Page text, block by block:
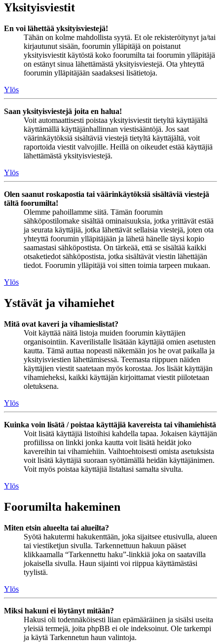
Yksityisviestit
En voi lähettää yksityisviestejä!
Tähän on kolme mahdollista syytä. Et ole rekisteröitynyt ja/tai
kirjautunut sisään, foorumin ylläpitäjä on poistanut
yksityisviestit käytöstä koko foorumilta tai foorumin ylläpitäjä
on estänyt sinua lähettämästä yksityisviestejä. Ota yhteyttä
foorumin ylläpitäjään saadaksesi lisätietoja.
Ylös
Saan yksityisviestejä joita en halua!
Voit automaattisesti poistaa yksityisviestit tietyltä käyttäjältä
käyttämällä käyttäjänhallinnan viestisääntöjä. Jos saat
väärinkäytöksiä sisältäviä viestejä tietyltä käyttäjältä, voit
raportoida viestit valvojille. Heillä on oikeudet estää käyttäjiä
lähettämästä yksityisviestejä.
Ylös
Olen saanut roskapostia tai väärinkäytöksiä sisältäviä viestejä
tältä foorumilta!
Olemme pahoillamme siitä. Tämän foorumin
sähköpostilomake sisältää ominaisuuksia, jotka yrittävät estää
ja seurata käyttäjiä, jotka lähettävät sellaisia viestejä, joten ota
yhteyttä foorumin ylläpitäjään ja lähetä hänelle täysi kopio
saamastasi sähköpostista. On tärkeää, että se sisältää kaikki
otsaketiedot sähköpostista, jotka sisältävät viestin lähettäjän
tiedot. Foorumin ylläpitäjä voi sitten toimia tarpeen mukaan.
Ylös
Ystävät ja vihamiehet
Mitä ovat kaveri ja vihamieslistat?
Voit käyttää näitä listoja muiden foorumin käyttäjien
organisointiin. Kaverilistalle lisätään käyttäjiä omien asetusten
kautta. Tämä auttaa nopeasti näkemään jos he ovat paikalla ja
yksityisviestien lähettämisessä. Teemasta riippuen näiden
käyttäjien viestit saatetaan myös korostaa. Jos lisäät käyttäjän
vihamieheksi, kaikki käyttäjän kirjoittamat viestit piilotetaan
oletuksena.
Ylös
Kuinka voin lisätä / poistaa käyttäjiä kavereista tai vihamiehistä
Voit lisätä käyttäjiä listoihisi kahdella tapaa. Jokaisen käyttäjän
profiilissa on linkki jonka kautta voit lisätä heidät joko
kavereihin tai vihamiehiin. Vaihtoehtoisesti omista asetuksista
voit lisätä käyttäjiä suoraan syöttämällä heidän käyttäjänimen.
Voit myös poistaa käyttäjiä listaltasi samalta sivulta.
Ylös
Foorumilta hakeminen
Miten etsin alueelta tai alueilta?
Syötä hakutermi hakukenttään, joka sijaitsee etusivulla, alueen
tai viestiketjun sivulla. Tarkennettuun hakuun pääset
klikkaamalla “Tarkennettu haku”-linkkiä joka on saatavilla
jokaisella sivulla. Haun sijainti voi riippua käyttämästäsi
tyylistä.
Ylös
Miksi hakuni ei löytänyt mitään?
Hakusi oli todennäköisesti liian epämääräinen ja sisälsi useita
yleisiä termejä, joita phpBB ei ole indeksoinut. Ole tarkempi
ja käytä Tarkennetun haun valintoja.